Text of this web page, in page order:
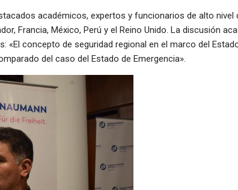
académicos, expertos y funcionarios de alto nivel
Francia, México, Perú y el Reino Unido. La discusión
«El concepto de seguridad regional en el marco del
del caso del Estado de Emergencia».